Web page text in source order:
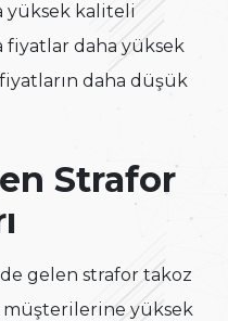
yüksek kaliteli
fiyatlar daha yüksek
daha düşük
Strafor
gelen strafor takoz
yüksek